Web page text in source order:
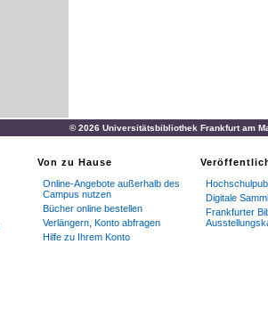
© 2026 Universitätsbibliothek Frankfurt am
Von zu Hause
Online-Angebote außerhalb des
Campus nutzen
Bücher online bestellen
Verlängern, Konto abfragen
Hilfe zu Ihrem Konto
Digitale
Frankfurter